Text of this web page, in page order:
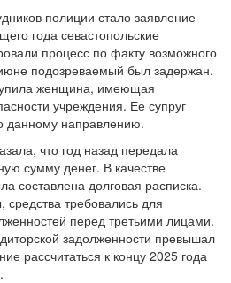
полиции стало заявление
года севастопольские
процесс по факту возможного
подозреваемый был задержан.
женщина, имеющая
учреждения. Ее супруг
данному направлению.
что год назад передала
сумму денег. В качестве
составлена долговая расписка.
требовались для
перед третьими лицами.
задолженности превышал
рассчитаться к концу 2025 года